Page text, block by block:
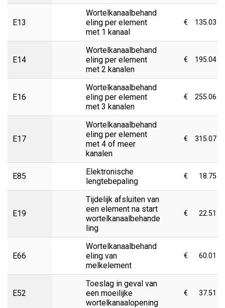
E13
Wortelkanaalbehand
eling per element
met 1 kanaal
€ 135.03
E14
Wortelkanaalbehand
eling per element
met 2 kanalen
€ 195.04
E16
Wortelkanaalbehand
eling per element
met 3 kanalen
€ 255.06
E17
Wortelkanaalbehand
eling per element
met 4 of meer
kanalen
€ 315.07
E85
Elektronische
lengtebepaling
€ 18.75
E19
Tijdelijk afsluiten van
een element na start
wortelkanaalbehande
ling
€ 22.51
E66
Wortelkanaalbehand
eling van
melkelement
€ 60.01
E52
Toeslag in geval van
een moeilijke
wortelkanaalopening
€ 37.51